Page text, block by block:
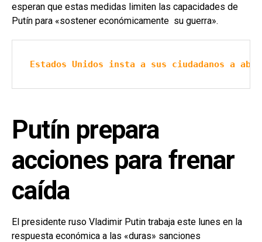
esperan que estas medidas limiten las capacidades de
Putín para «sostener económicamente su guerra».
Estados Unidos insta a sus ciudadanos a
Putín prepara
acciones para frenar
caída
El presidente ruso Vladimir Putin trabaja este lunes en la
respuesta económica a las «duras» sanciones